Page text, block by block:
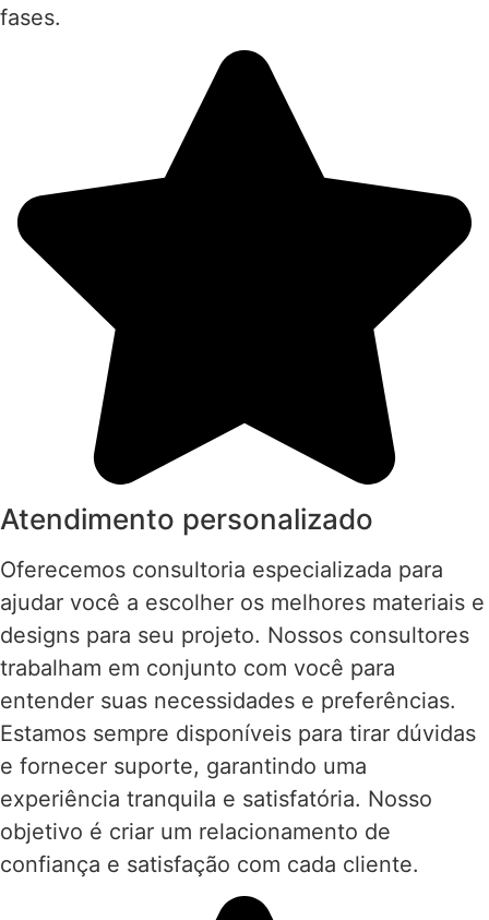
fases.
Atendimento personalizado
Oferecemos consultoria especializada para
ajudar você a escolher os melhores materiais e
designs para seu projeto. Nossos consultores
trabalham em conjunto com você para
entender suas necessidades e preferências.
Estamos sempre disponíveis para tirar dúvidas
e fornecer suporte, garantindo uma
experiência tranquila e satisfatória. Nosso
objetivo é criar um relacionamento de
confiança e satisfação com cada cliente.